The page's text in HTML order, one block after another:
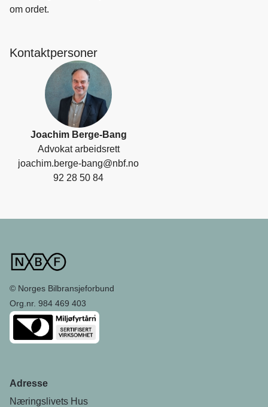
om ordet.
Kontaktpersoner
Joachim Berge-Bang
Advokat arbeidsrett
joachim.berge-bang@nbf.no
92 28 50 84
© Norges Bilbransjeforbund
Org.nr. 984 469 403
Adresse
Næringslivets Hus